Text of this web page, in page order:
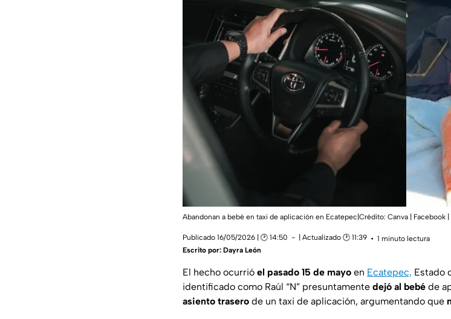
Abandonan a bebé en taxi de aplicación en Ecatepec|Crédito: Canva | Facebook
Publicado 16/05/2026 | 🕑 14:50 | Actualizado 🕑 11:39
1 minuto lectura
Escrito por: Dayra León
El hecho ocurrió el pasado 15 de mayo en Ecatepec, Estado
identificado como Raúl “N” presuntamente dejó al bebé de
asiento trasero de un taxi de aplicación, argumentando que